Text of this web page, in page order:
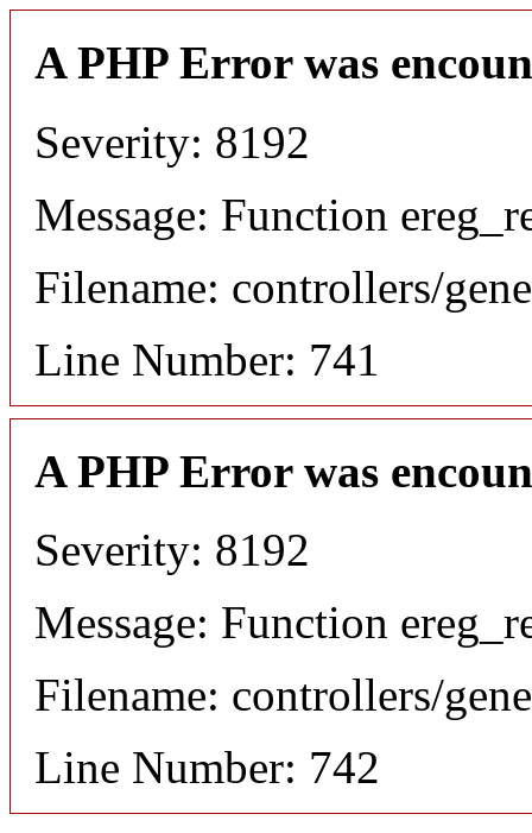
A PHP Error was
Severity: 8192
Message: Function
Filename: controllers/
Line Number: 741
A PHP Error was
Severity: 8192
Message: Function
Filename: controllers/
Line Number: 742